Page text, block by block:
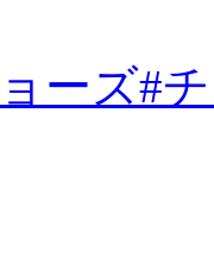
ーズ#